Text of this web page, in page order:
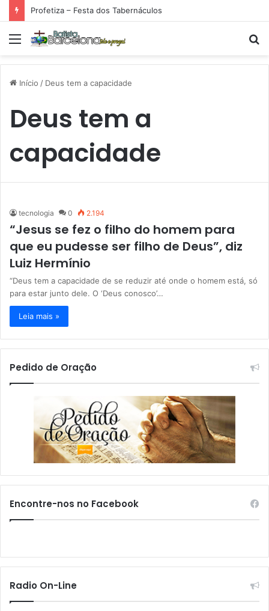
Profetiza – Festa dos Tabernáculos
Menu
Início / Deus tem a capacidade
Deus tem a
capacidade
tecnologia 0 2.194
“Jesus se fez o filho do homem para
que eu pudesse ser filho de Deus”, diz
Luiz Hermínio
“Deus tem a capacidade de se reduzir até onde o homem está, só
para estar junto dele. O ‘Deus conosco’…
Leia mais »
Pedido de Oração
Encontre-nos no Facebook
Radio On-Line